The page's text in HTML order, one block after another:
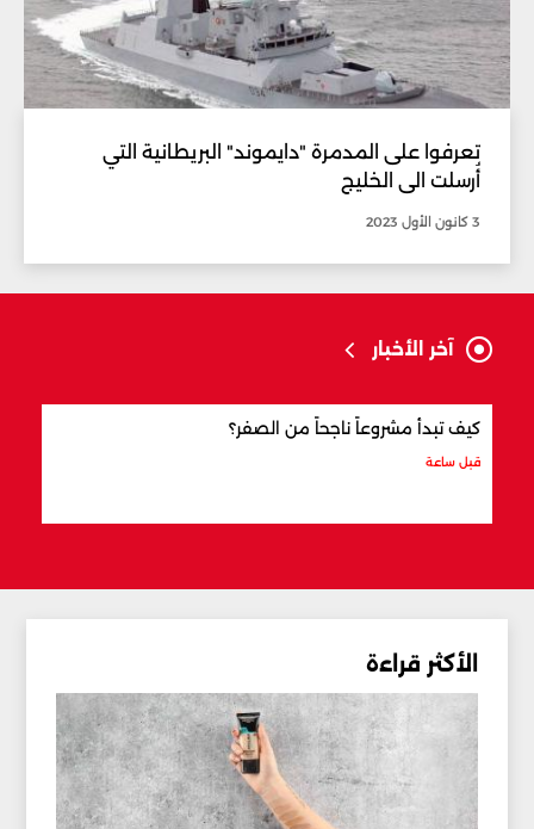
تعرفوا على المدمرة "دايموند" البريطانية التي
أُرسلت الى الخليج
3 كانون الأول 2023
آخر الأخبار
كيف تبدأ مشروعاً ناجحاً من الصفر؟
قبل ساعة
الأكثر قراءة